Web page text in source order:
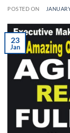
POSTED ON
23
Jan